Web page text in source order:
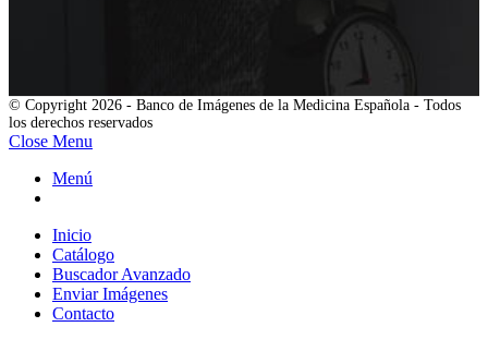
© Copyright 2026 - Banco de Imágenes de la Medicina Española - Todos
los derechos reservados
Close Menu
Menú
Inicio
Catálogo
Buscador Avanzado
Enviar Imágenes
Contacto